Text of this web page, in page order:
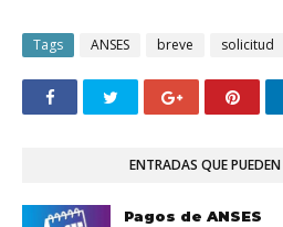
Tags ANSES breve solicitud
ENTRADAS QUE
Pagos de ANSES